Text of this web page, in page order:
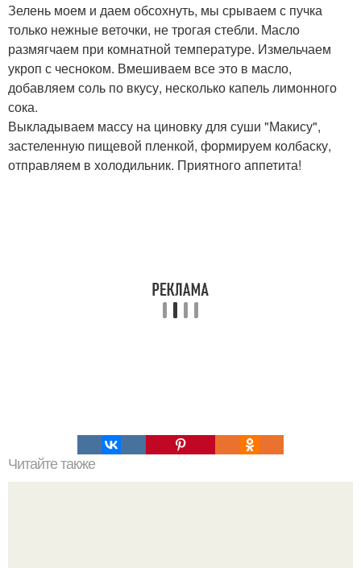
Зелень моем и даем обсохнуть, мы срываем с пучка
только нежные веточки, не трогая стебли. Масло
размягчаем при комнатной температуре. Измельчаем
укроп с чесноком. Вмешиваем все это в масло,
добавляем соль по вкусу, несколько капель лимонного
сока.
Выкладываем массу на циновку для суши "Макису",
застеленную пищевой пленкой, формируем колбаску,
отправляем в холодильник. Приятного аппетита!
Читайте также